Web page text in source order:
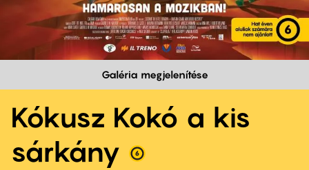
Galéria megjelenítése
Kókusz Kokó a kis
sárkány